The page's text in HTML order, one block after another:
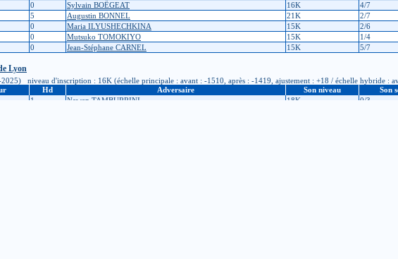
0 Sylvain BOËGEAT 16K 4/7
5 Augustin BONNEL 21K 2/7
0 Maria ILYUSHECHKINA 15K 2/6
0 Mutsuko TOMOKIYO 15K 1/4
0 Jean-Stéphane CARNEL 15K 5/7
Lyon
niveau d'inscription : 16K (échelle principale : avant : -1510, après : -1419, ajustement : +18 / échelle hybride :
Hd Adversaire Son niveau Son
1 Newen TAMBURRINI 18K 0/3